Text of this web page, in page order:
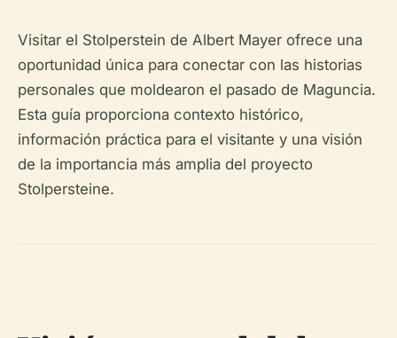
Visitar el Stolperstein de Albert Mayer ofrece una
oportunidad única para conectar con las historias
personales que moldearon el pasado de Maguncia.
Esta guía proporciona contexto histórico,
información práctica para el visitante y una visión
de la importancia más amplia del proyecto
Stolpersteine.